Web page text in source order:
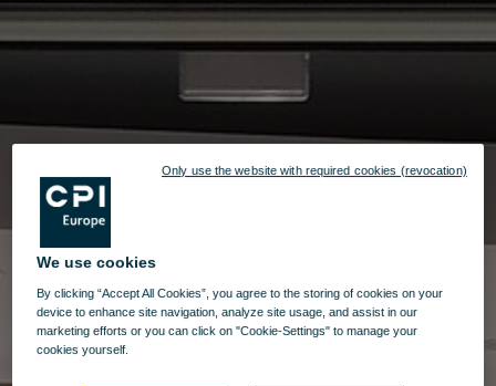
We use cookies
By clicking “Accept All Cookies”, you agree to the storing of cookies on your
device to enhance site navigation, analyze site usage, and assist in our
marketing efforts or you can click on "Cookie-Settings" to manage your
cookies yourself.
Only use the website with required cookies (revocation)